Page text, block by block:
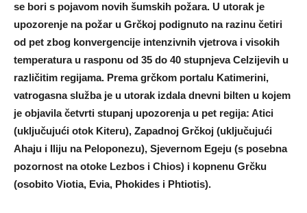
se bori s pojavom novih šumskih požara. U utorak je
upozorenje na požar u Grčkoj podignuto na razinu četiri
od pet zbog konvergencije intenzivnih vjetrova i visokih
temperatura u rasponu od 35 do 40 stupnjeva Celzijevih u
različitim regijama. Prema grčkom portalu Katimerini,
vatrogasna služba je u utorak izdala dnevni bilten u kojem
je objavila četvrti stupanj upozorenja u pet regija: Atici
(uključujući otok Kiteru), Zapadnoj Grčkoj (uključujući
Ahaju i Iliju na Peloponezu), Sjevernom Egeju (s posebna
pozornost na otoke Lezbos i Chios) i kopnenu Grčku
(osobito Viotia, Evia, Phokides i Phtiotis).